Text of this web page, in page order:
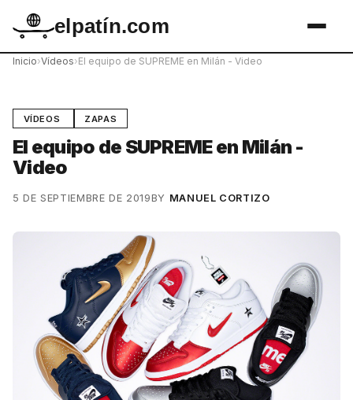
elpatín.com
Inicio›Vídeos›El equipo de SUPREME en Milán - Video
VÍDEOS ZAPAS
El equipo de SUPREME en Milán -
Video
5 DE SEPTIEMBRE DE 2019BY MANUEL CORTIZO